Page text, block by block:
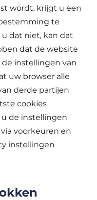
wordt, krijgt u een
te
dat niet, kan dat
dat de website
instellingen van
uw browser alle
derde partijen
cookies
de instellingen
voorkeuren en
instellingen